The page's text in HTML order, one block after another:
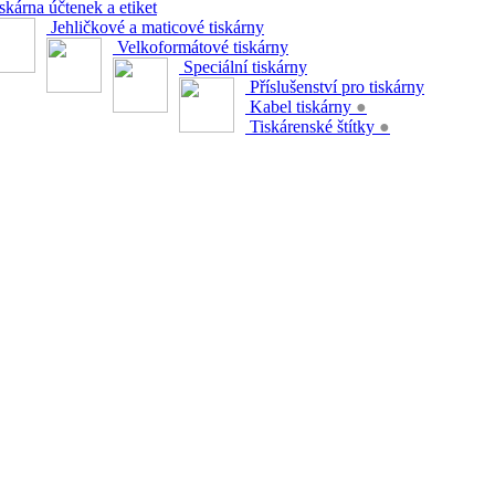
účtenek a etiket
Jehličkové a maticové tiskárny
Velkoformátové tiskárny
Speciální tiskárny
Příslušenství pro tiskárny
Kabel tiskárny ●
Tiskárenské štítky ●